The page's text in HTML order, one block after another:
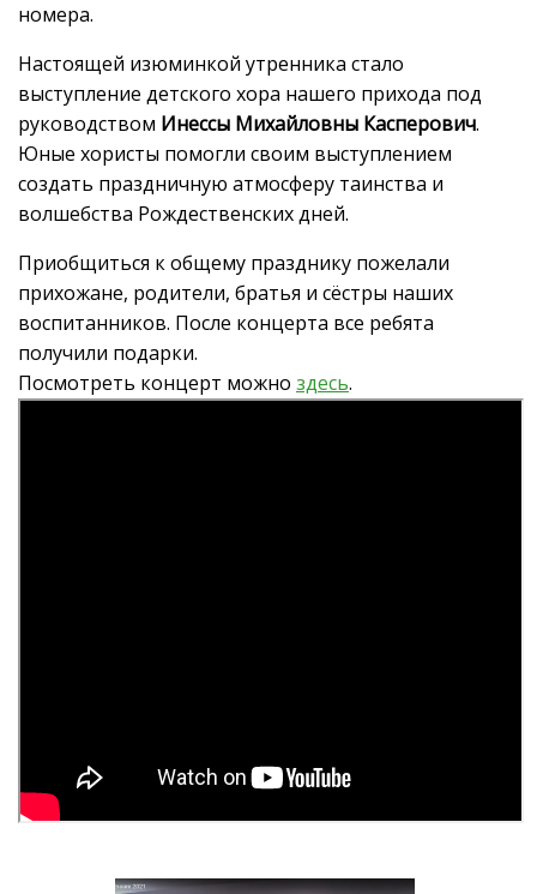
номера.
Настоящей изюминкой утренника стало
выступление детского хора нашего прихода под
руководством Инессы Михайловны Касперович.
Юные хористы помогли своим выступлением
создать праздничную атмосферу таинства и
волшебства Рождественских дней.
Приобщиться к общему празднику пожелали
прихожане, родители, братья и сёстры наших
воспитанников. После концерта все ребята
получили подарки.
Посмотреть концерт можно здесь.